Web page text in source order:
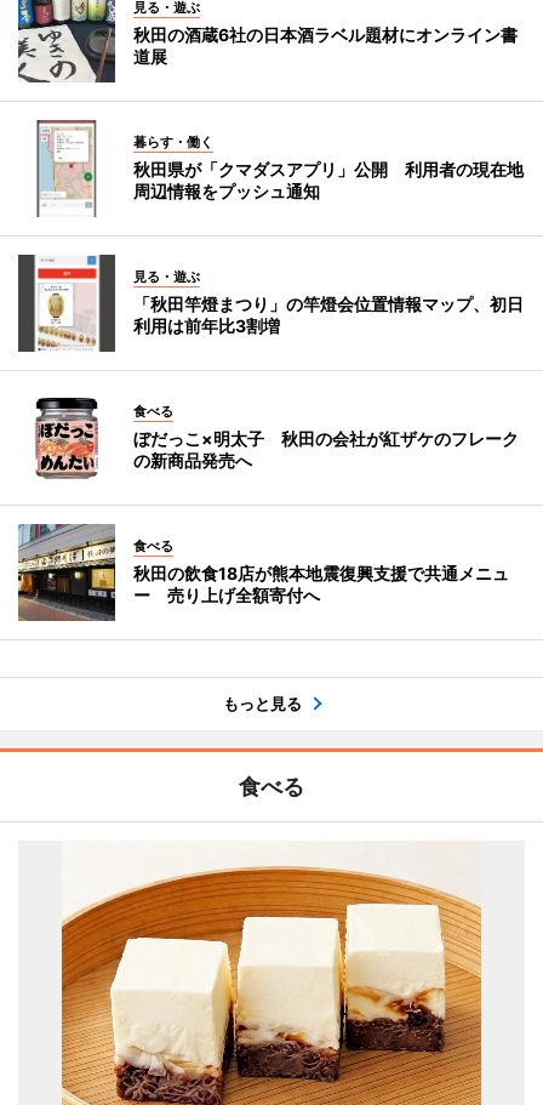
見る・遊ぶ
秋田の酒蔵6社の日本酒ラベル題材にオンライン書
道展
暮らす・働く
秋田県が「クマダスアプリ」公開 利用者の現在地
周辺情報をプッシュ通知
見る・遊ぶ
「秋田竿燈まつり」の竿燈会位置情報マップ、初日
利用は前年比3割増
食べる
ぼだっこ×明太子 秋田の会社が紅ザケのフレーク
の新商品発売へ
食べる
秋田の飲食18店が熊本地震復興支援で共通メニュ
ー 売り上げ全額寄付へ
もっと見る
食べる